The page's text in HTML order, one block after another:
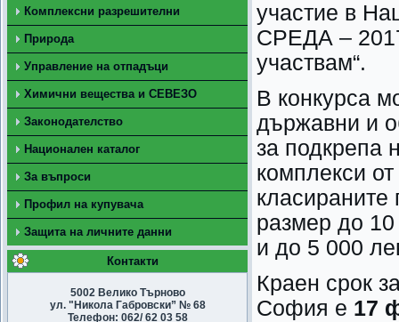
Комплексни разрешителни
Природа
Управление на отпадъци
Химични вещества и СЕВЕЗО
Законодателство
Национален каталог
За въпроси
Профил на купувача
Защита на личните данни
Контакти
5002 Велико Търново
ул. "Никола Габровски” № 68
Телефон: 062/ 62 03 58
участие в
СРЕДА –
участвам“.
В конкурса
държавни и
за подкрепа
комплекси
класираните
размер до
и до 5 000
Краен срок
София е 17